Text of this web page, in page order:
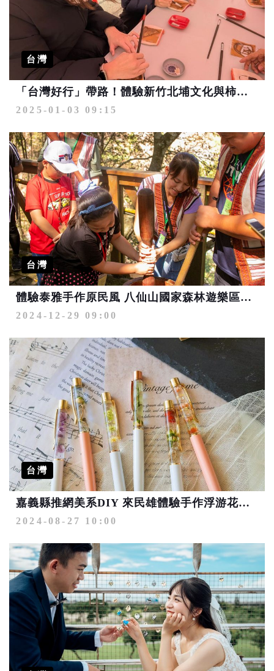
台灣
「台灣好行」帶路！體驗新竹北埔文化與柿染之美
2025-01-03 09:15
台灣
體驗泰雅手作原民風 八仙山國家森林遊樂區週末推DIY活動
2024-12-29 09:00
台灣
嘉義縣推網美系DIY 來民雄體驗手作浮游花筆、版畫擠花、擴香兔
2024-08-27 10:00